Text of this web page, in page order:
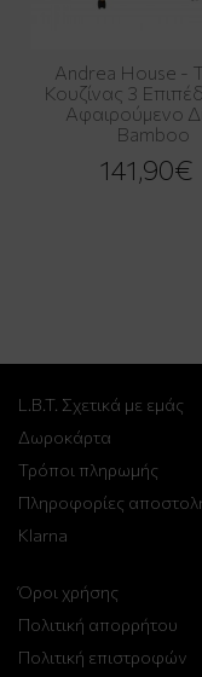
Andrea House -
Κουζίνας 3
Αφαιρούμενο
Bamboo
141,90€
L.B.T. Σχετικά με εμάς
Δωροκάρτα
Τρόποι πληρωμής
Πληροφορίες
Klarna
Όροι χρήσης
Πολιτική απορρήτου
Πολιτική επιστροφών